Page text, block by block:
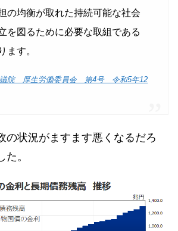
の均衡が取れた持続可能な社会
を図るために必要な取組である
ます。
院 厚生労働委員会 第4号 令和5年12
の状況がますます悪くなるだろ
。